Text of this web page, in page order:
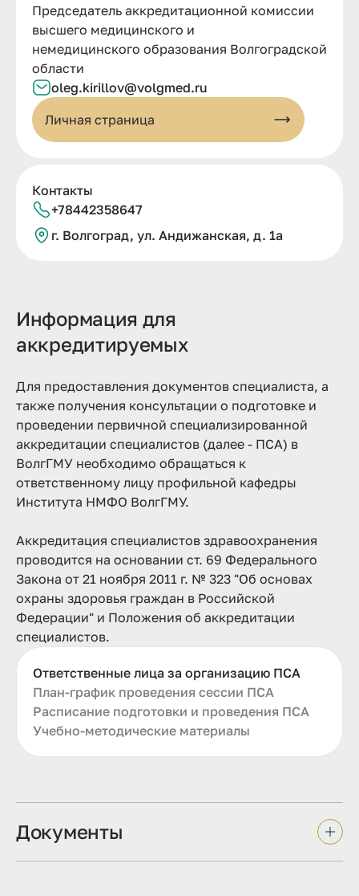
Председатель аккредитационной комиссии
высшего медицинского и
немедицинского образования Волгоградской
области
oleg.kirillov@volgmed.ru
Личная страница
Контакты
+78442358647
г. Волгоград, ул. Андижанская, д. 1а
Информация для
аккредитируемых
Для предоставления документов специалиста, а
также получения консультации о подготовке и
проведении первичной специализированной
аккредитации специалистов (далее - ПСА) в
ВолгГМУ необходимо обращаться к
ответственному лицу профильной кафедры
Института НМФО ВолгГМУ.
Аккредитация специалистов здравоохранения
проводится на основании ст. 69 Федерального
Закона от 21 ноября 2011 г. № 323 "Об основах
охраны здоровья граждан в Российской
Федерации" и Положения об аккредитации
специалистов.
Ответственные лица за организацию ПСА
План-график проведения сессии ПСА
Расписание подготовки и проведения ПСА
Учебно-методические материалы
Документы